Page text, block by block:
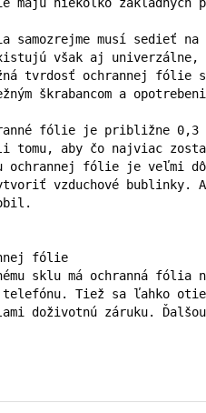
samozrejme musí sedieť
však aj univerzálne,
tvrdosť ochrannej fólie
škrabancom a
fólie je približne 0,3
tomu, aby čo najviac
ochrannej fólie je veľmi
vzduchové bublinky.
fólie
sklu má ochranná
Tiež sa ľahko
doživotnú záruku.